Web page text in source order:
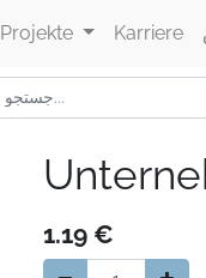
Projekte Karriere
1.19 €